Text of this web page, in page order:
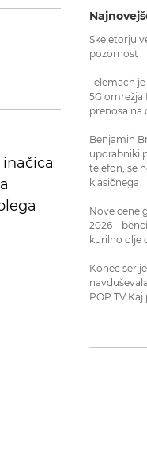
Skeletorju
pozornost
Telemach
5G omrežja
prenosa na
Benjamin
uporabniki
telefon, se
klasičnega
Nove cene
2026 –
kurilno olje
Konec
POP TV Kaj